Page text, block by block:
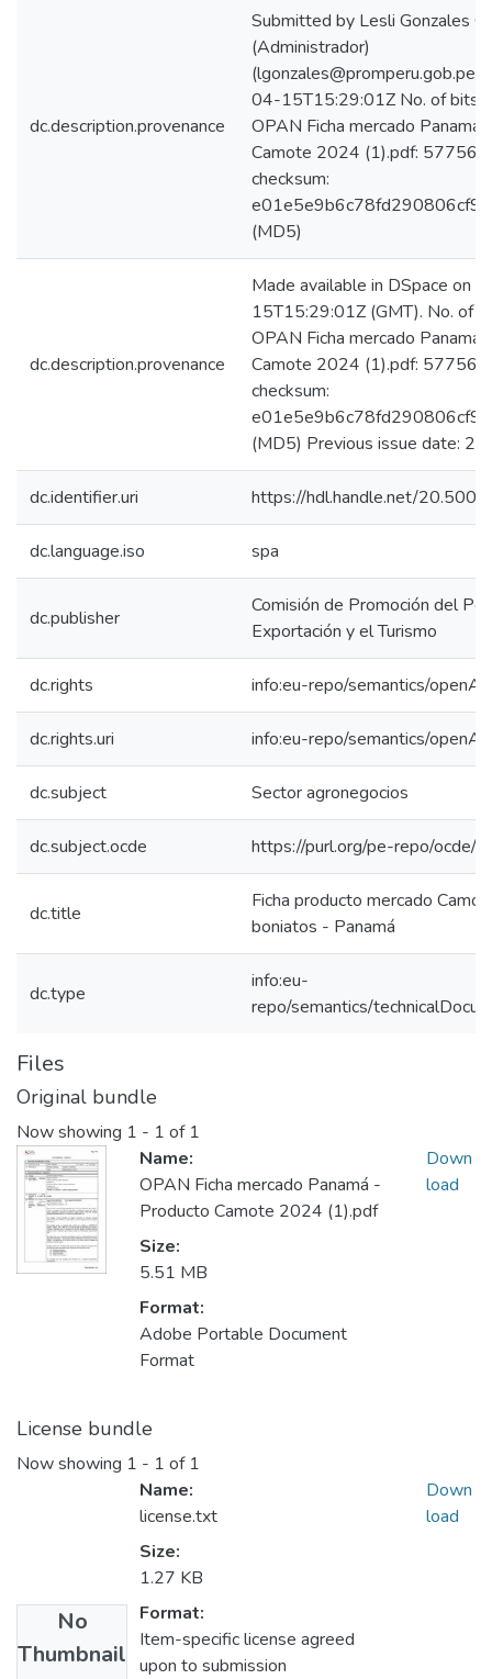
dc.description.provenance
Submitted by Lesli Gonzales
(Administrador)
04-15T15:29:01Z No. of
OPAN Ficha mercado Panamá
Camote 2024 (1).pdf:
checksum:
(MD5)
dc.description.provenance
Made available in DSpace on
15T15:29:01Z (GMT). No. of
OPAN Ficha mercado Panamá
Camote 2024 (1).pdf:
checksum:
(MD5) Previous issue date:
dc.identifier.uri https://hdl.handle.net/
dc.language.iso spa
dc.publisher
Comisión de Promoción del
Exportación y el Turismo
dc.rights info:eu-repo/semantics/
dc.rights.uri info:eu-repo/semantics/
dc.subject Sector agronegocios
dc.subject.ocde https://purl.org/pe-repo/ocde/
dc.title
Ficha producto mercado
boniatos - Panamá
dc.type
info:eu-
repo/semantics/
Files
Original bundle
Now showing 1 - 1 of 1
Name:
OPAN Ficha mercado Panamá -
Producto Camote 2024 (1).pdf
Size:
5.51 MB
Format:
Adobe Portable Document
Format
Down
load
License bundle
Now showing 1 - 1 of 1
No
Thumbnail
Name:
license.txt
Size:
1.27 KB
Format:
Item-specific license agreed
upon to submission
Down
load